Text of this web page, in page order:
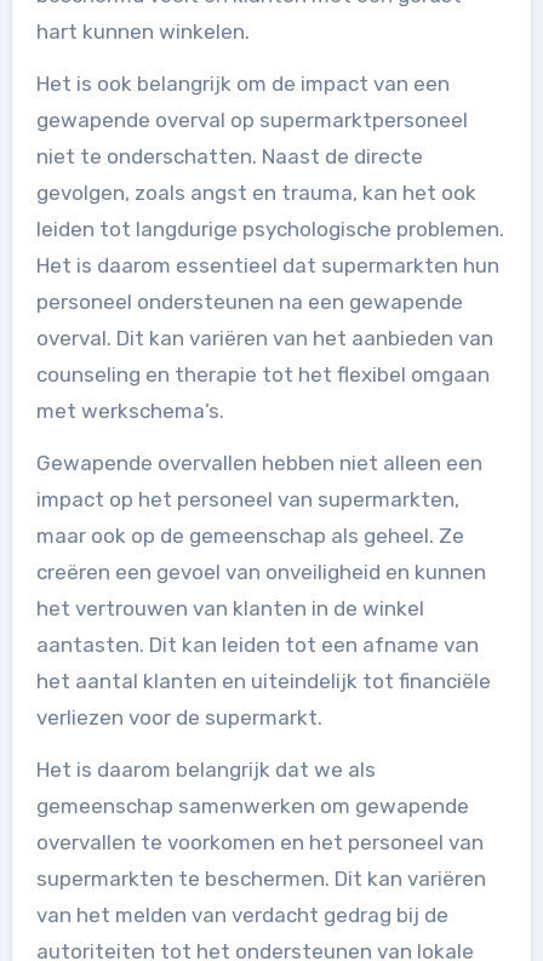
hart kunnen winkelen.
Het is ook belangrijk om de impact van een
gewapende overval op supermarktpersoneel
niet te onderschatten. Naast de directe
gevolgen, zoals angst en trauma, kan het ook
leiden tot langdurige psychologische problemen.
Het is daarom essentieel dat supermarkten hun
personeel ondersteunen na een gewapende
overval. Dit kan variëren van het aanbieden van
counseling en therapie tot het flexibel omgaan
met werkschema’s.
Gewapende overvallen hebben niet alleen een
impact op het personeel van supermarkten,
maar ook op de gemeenschap als geheel. Ze
creëren een gevoel van onveiligheid en kunnen
het vertrouwen van klanten in de winkel
aantasten. Dit kan leiden tot een afname van
het aantal klanten en uiteindelijk tot financiële
verliezen voor de supermarkt.
Het is daarom belangrijk dat we als
gemeenschap samenwerken om gewapende
overvallen te voorkomen en het personeel van
supermarkten te beschermen. Dit kan variëren
van het melden van verdacht gedrag bij de
autoriteiten tot het ondersteunen van lokale